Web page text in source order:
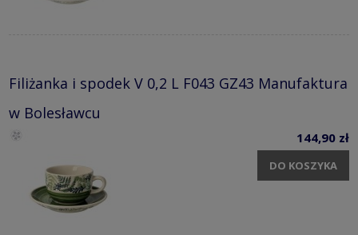
Filiżanka i spodek V 0,2 L F043 GZ43 Manufaktura
w Bolesławcu
144,90 zł
DO KOSZYKA